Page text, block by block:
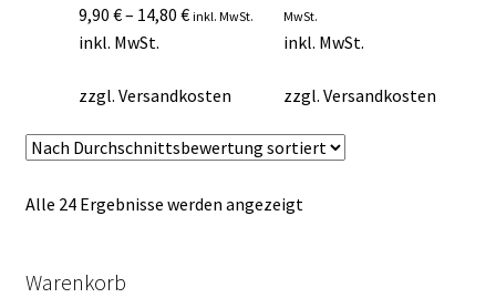
9,90 €– 14,80 € inkl. MwSt.
inkl. MwSt.
zzgl. Versandkosten
MwSt.
inkl. MwSt.
zzgl.Versandkosten
Alle 24 Ergebnisse werden angezeigtNach
Warenkorb